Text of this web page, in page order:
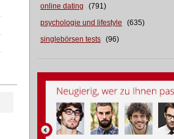
online dating
(791)
psychologie und lifestyle
(635)
singlebörsen tests (96)